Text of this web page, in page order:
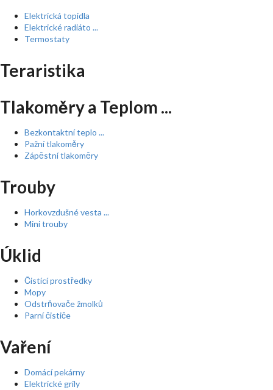
Elektrická topidla
Elektrické radiáto ...
Termostaty
Teraristika
Tlakoměry a Teplom ...
Bezkontaktní teplo ...
Pažní tlakoměry
Zápěstní tlakoměry
Trouby
Horkovzdušné vesta ...
Mini trouby
Úklid
Čistící prostředky
Mopy
Odstrňovače žmolků
Parní čističe
Vaření
Domácí pekárny
Elektrické grily